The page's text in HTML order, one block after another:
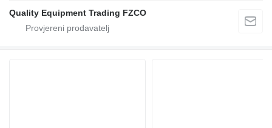
Quality Equipment Trading FZCO